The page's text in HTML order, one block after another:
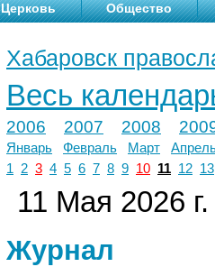
Церковь Общество
Хабаровск
Весь
2006 2007 2008
Январь Февраль Март
1
2 3 4 5 6 7 8 9 10 11 12 13
11 Мая 2026 г.
Журнал